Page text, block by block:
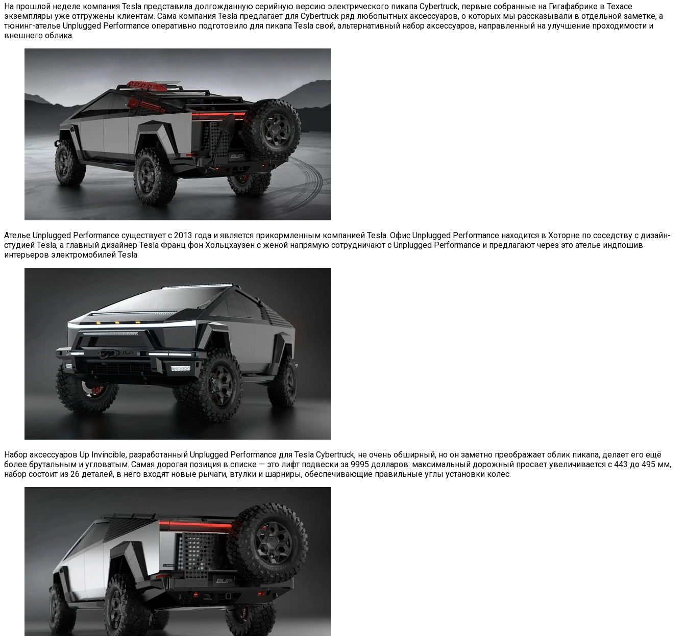
На прошлой неделе компания Tesla представила долгожданную серийную версию электрического пикапа Cybertruck, первые собранные на Гигафабрике в Техасе
экземпляры уже отгружены клиентам. Сама компания Tesla предлагает для Cybertruck ряд любопытных аксессуаров, о которых мы рассказывали в отдельной заметке, а
тюнинг-ателье Unplugged Performance оперативно подготовило для пикапа Tesla свой, альтернативный набор аксессуаров, направленный на улучшение проходимости и
внешнего облика.
Ателье Unplugged Performance существует с 2013 года и является прикормленным компанией Tesla. Офис Unplugged Performance находится в Хоторне по соседству с дизайн-
студией Tesla, а главный дизайнер Tesla Франц фон Хольцхаузен с женой напрямую сотрудничают с Unplugged Performance и предлагают через это ателье индпошив
интерьеров электромобилей Tesla.
Набор аксессуаров Up Invincible, разработанный Unplugged Performance для Tesla Cybertruck, не очень обширный, но он заметно преображает облик пикапа, делает его ещё
более брутальным и угловатым. Самая дорогая позиция в списке — это лифт подвески за 9995 долларов: максимальный дорожный просвет увеличивается с 443 до 495 мм,
набор состоит из 26 деталей, в него входят новые рычаги, втулки и шарниры, обеспечивающие правильные углы установки колёс.